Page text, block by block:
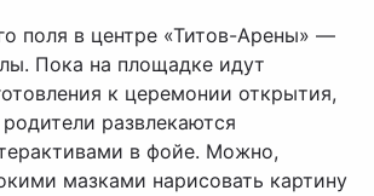
поля в центре «Титов-Арены» —
Пока на площадке идут
к церемонии открытия,
развлекаются
в фойе. Можно,
мазками нарисовать картину